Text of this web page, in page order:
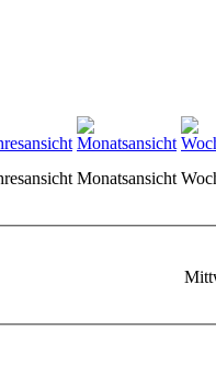
Monatsansicht